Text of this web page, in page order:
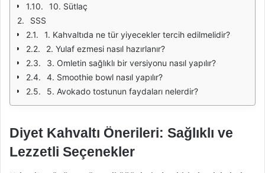
10. Sütlaç
SSS
1. Kahvaltıda ne tür yiyecekler tercih edilmelidir?
2. Yulaf ezmesi nasıl hazırlanır?
3. Omletin sağlıklı bir versiyonu nasıl yapılır?
4. Smoothie bowl nasıl yapılır?
5. Avokado tostunun faydaları nelerdir?
Diyet Kahvaltı Önerileri: Sağlıklı ve
Lezzetli Seçenekler